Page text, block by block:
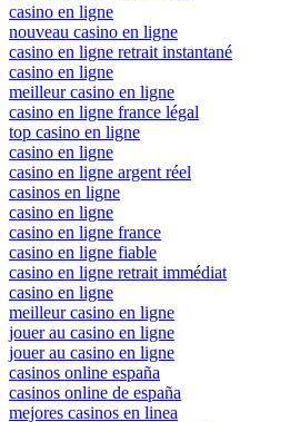
casino en ligne
nouveau casino en ligne
casino en ligne retrait instantané
casino en ligne
meilleur casino en ligne
casino en ligne france légal
top casino en ligne
casino en ligne
casino en ligne argent réel
casinos en ligne
casino en ligne
casino en ligne france
casino en ligne fiable
casino en ligne retrait immédiat
casino en ligne
meilleur casino en ligne
jouer au casino en ligne
jouer au casino en ligne
casinos online españa
casinos online de españa
mejores casinos en linea